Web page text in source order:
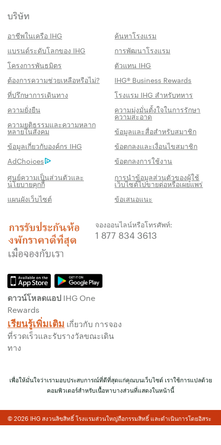
บริษัท
อาชีพในเครือ IHG
ค้นหาโรงแรม
แบรนด์ระดับโลกของ IHG
การพัฒนาโรงแรม
โครงการพันธมิตร
ตัวแทน IHG
ต้องการความช่วยเหลือหรือไม่?
IHG® Business Rewards
ที่ปรึกษาการเดินทาง
โรงแรม IHG สำหรับทหาร
ความยั่งยืน
ความมุ่งมั่นตั้งใจในการรักษา
ความสะอาด
ความยุติธรรมและความหลาก
หลายในสังคม
ข้อมูลและสื่อสำหรับสมาชิก
ข้อมูลเกี่ยวกับองค์กร IHG
ข้อตกลงและเงื่อนไขสมาชิก
AdChoices
ข้อตกลงการใช้งาน
ศูนย์ความเป็นส่วนตัวและ
นโยบายคุกกี้
การนำข้อมูลส่วนตัวของผู้ใช้
เว็บไซต์ไปขายต่อหรือเผยแพร่
แผนผังเว็บไซต์
ข้อเสนอแนะ
จองออนไลน์หรือโทรศัพท์:
1 877 834 3613
ดาวน์โหลดแอป IHG One
Rewards
เรียนรู้เพิ่มเติม เกี่ยวกับ การจอง
ที่รวดเร็วและรับรางวัลขณะเดิน
ทาง
สิทธิประโชน์เมื่อจองกับเรา
การรับประกันห้องพักราคาดีที่สุด
เราสัญญาว่าคุณจะได้รับราคาต่ำที่สุดทาง
ออนไลน์ มิฉะนั้น เราจะปรับให้ตรงกับราคาที่ถูก
กว่า พร้อมให้คะแนน IHG® One Rewards แก่
รับประกันการจองทางออนไลน์
รับประกันห้องพักของคุณแล้ว
เราไม่คิดค่าธรรมเนียมการจองสำหรับการจอง
โดยตรงกับเรา
ข้อมูลส่วนบุคคล และการรักษาความปลอดภัย
เว็บไซต์
IHG ดำเนินการด้านความเป็นส่วนตัวอย่างจริงจัง
เพื่อคุ้มครองคุณ ข้อมูลส่วนบุคคลทั้งหมดที่คุณให้
จะมีการเข้ารหัส และปลอดภัย
เพื่อให้มั่นใจว่าเรามอบประสบการณ์ที่ดีที่สุดแก่คุณบนเว็บไซต์ เราใช้การแปลด้วย
คอมพิวเตอร์สำหรับเนื้อหาบางส่วนที่แสดงในหน้านี้
© 2026 IHG สงวนลิขสิทธิ์ โรงแรมส่วนใหญ่ถือกรรมสิทธิ์ และดำเนินการโดยอิสระ